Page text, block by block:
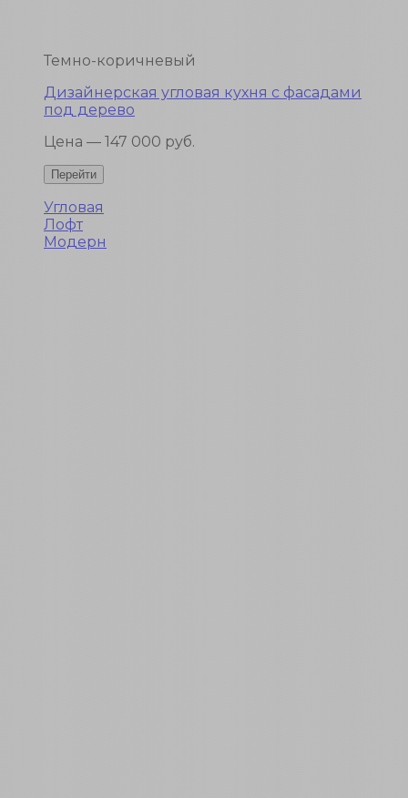
Темно-коричневый
Дизайнерская угловая кухня с фасадами
под дерево
Цена — 147 000 руб.
Угловая
Лофт
Модерн